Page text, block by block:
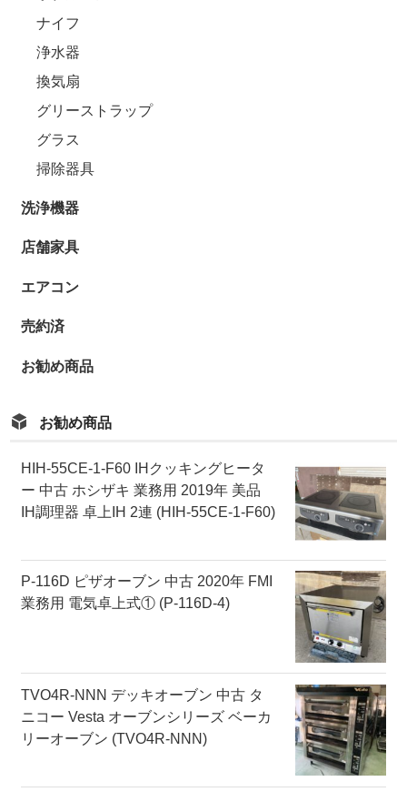
ナイフ
浄水器
換気扇
グリーストラップ
グラス
掃除器具
洗浄機器
店舗家具
エアコン
売約済
お勧め商品
お勧め商品
HIH-55CE-1-F60 IHクッキングヒータ
ー 中古 ホシザキ 業務用 2019年 美品
IH調理器 卓上IH 2連 (HIH-55CE-1-F60)
P-116D ピザオーブン 中古 2020年 FMI
業務用 電気卓上式① (P-116D-4)
TVO4R-NNN デッキオーブン 中古 タ
ニコー Vesta オーブンシリーズ ベーカ
リーオーブン (TVO4R-NNN)